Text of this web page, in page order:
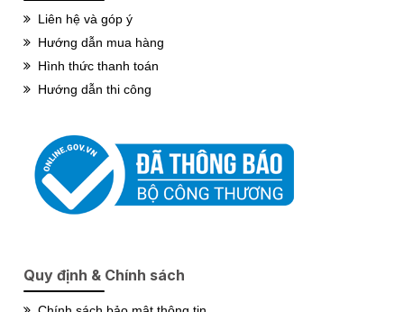
Liên hệ và góp ý
Hướng dẫn mua hàng
Hình thức thanh toán
Hướng dẫn thi công
Quy định & Chính sách